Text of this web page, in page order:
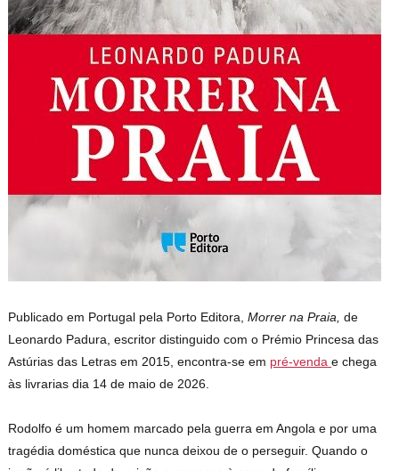
Publicado em Portugal pela Porto Editora,Morrer na Praia,de
Leonardo Padura, escritor distinguido com o Prémio Princesa das
Astúrias das Letras em 2015, encontra-se em pré-vendae chega
às livrarias dia 14 de maio de 2026.
Rodolfo é um homem marcado pela guerra em Angola e por uma
tragédia doméstica que nunca deixou de o perseguir. Quando o